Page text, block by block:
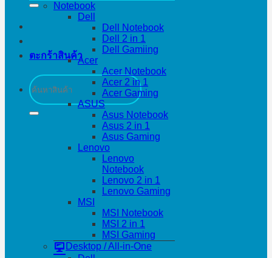
ตะกร้าสินค้า
ค้นหา:
Notebook
Dell
Dell Notebook
Dell 2 in 1
Dell Gamiing
Acer
Acer Notebook
Acer 2 in 1
Acer Gaming
ASUS
Asus Notebook
Asus 2 in 1
Asus Gaming
Lenovo
Lenovo
Notebook
Lenovo 2 in 1
Lenovo Gaming
MSI
MSI Notebook
MSI 2 in 1
MSI Gaming
Desktop / All-in-One